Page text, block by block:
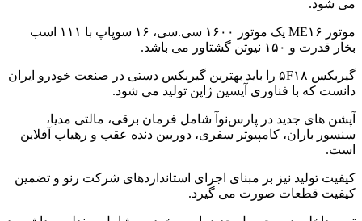
می شود.
موتور ME۱۶ یک موتور ۱۶۰۰ سی.سی، ۱۶ سوپاپ با ۱۱۱ اسب
بخار قدرت و ۱۵۰ نیوتن گشتاور می باشد.
گیربکس ۵F۱۸ را باید بهترین گیربکس دستی در صنعت خودرو ایران
دانست که با فناوری آیسین ژاپن تولید می شود.
آپشن های جدید در پارس‌نوآ شامل فرمان برقی، مالتی مدیا،
سنسور باران، کامپیوتر سفری، دوربین دنده عقب و رهیاب آفلاین
است.
کیفیت تولید نیز بر مبنای اجرای استانداردهای شرکت رنو و تضمین
کیفیت قطعات صورت می گیرد.